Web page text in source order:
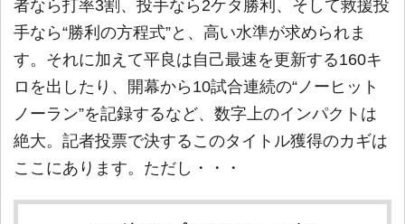
者なら打率3割、投手なら2ケタ勝利、そして救援投
手なら“勝利の方程式”と、高い水準が求められま
す。それに加えて平良は自己最速を更新する160キ
ロを出したり、開幕から10試合連続の“ノーヒット
ノーラン”を記録するなど、数字上のインパクトは
絶大。記者投票で決するこのタイトル獲得のカギは
ここにあります。ただし・・・